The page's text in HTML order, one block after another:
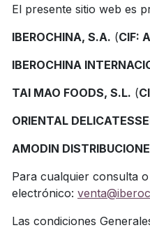
El presente sitio web es
IBEROCHINA, S.A. (CIF:
IBEROCHINA
TAI MAO FOODS, S.L. (
ORIENTAL
AMODIN
Para cualquier consulta
electrónico:
Las condiciones